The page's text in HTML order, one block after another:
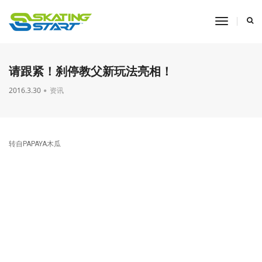
toggle
请跟紧！刹停教父新玩法亮相！
2016.3.30 资讯
转自PAPAYA木瓜